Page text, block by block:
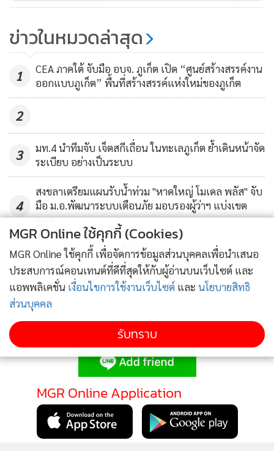
4,433
ชาวสงขลารวมตัวยื่นหนังสือ จี้อิน
หนักภาคใต้ (ชมคลิป)
ข่าวในหมวดล่าสุด
1
CEA ภาคใต้ จับมือ อบจ. ภูเก็ต เปิด “ศูนย์สร้างสรรค์งาน
ออกแบบภูเก็ต” พื้นที่สร้างสรรค์แห่งใหม่ของภูเก็ต
2
3
มท.4 นำทีมจับ เจ็ตสกีเถื่อน ในทะเลภูเก็ต ย้ำเดินหน้าจัด
ระเบียบ อย่างเป็นระบบ
4
สงขลาเตรียมแผนรับน้ำท่วม "หาดใหญ่ โมเดล พลัส" จับ
มือ ม.อ.พัฒนาระบบเตือนภัย มอบรองผู้ว่าฯ แบ่งเขต
ดูแล
ข่าวอื่นในหมวด
ติดตามข่าวสารผ่านทาง LINE
MGR Online Application
MGR Online ใช้คุกกี้ (Cookies)
MGR Online ใช้คุกกี้ เพื่อจัดการข้อมูลส่วนบุคคลเพื่อนำเสนอ
ประสบการณ์คอนเทนต์ที่ดีที่สุดให้กับผู้อ่านบนเว็บไซต์ และ
แอพพลิเคชั่น เงื่อนไขการใช้งานเว็บไซต์ และ นโยบายสิทธิ
ส่วนบุคคล
รับทราบ